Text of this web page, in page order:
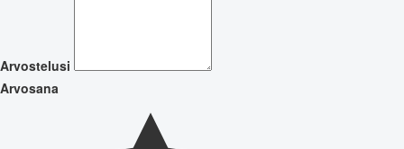
Arvostelusi
Arvosana